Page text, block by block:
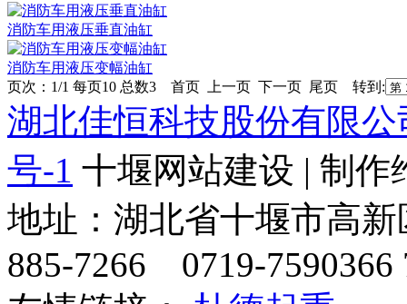
消防车用液压垂直油缸
消防车用液压变幅油缸
页次：1/1 每页10 总数3 首页 上一页 下一页 尾页 转到:
湖北佳恒科技股份有限公
号-1 十堰网站建设 | 制作
地址：湖北省十堰市高
885-7266 0719-7590366